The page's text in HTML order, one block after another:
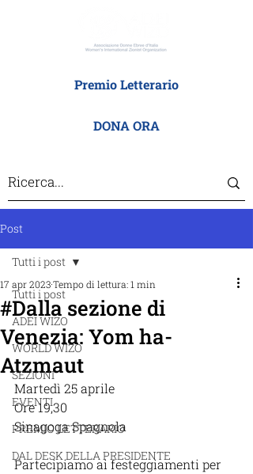
Premio Letterario
DONA ORA
Post
Tutti i post
ADEI WIZO
WORLD WIZO
SEZIONI
EVENTI
PREMIO LETTERARIO
DAL DESK DELLA PRESIDENTE
Tutti i post
#Dalla sezione di
Venezia: Yom ha-
Atzmaut
17 apr 2023Tempo di lettura: 1 min
Martedì 25 aprile
Ore 19,30
Sinagoga Spagnola
Partecipiamo ai festeggiamenti per